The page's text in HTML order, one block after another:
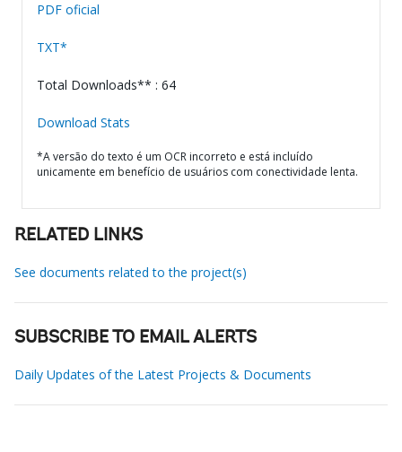
PDF oficial
TXT*
Total Downloads** : 64
Download Stats
*A versão do texto é um OCR incorreto e está incluído
unicamente em benefício de usuários com conectividade lenta.
RELATED LINKS
See documents related to the project(s)
SUBSCRIBE TO EMAIL ALERTS
Daily Updates of the Latest Projects & Documents